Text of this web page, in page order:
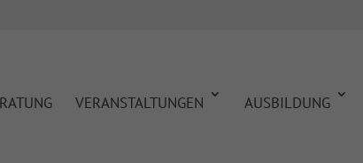
VERANSTALTUNGEN AUSBILDUNG